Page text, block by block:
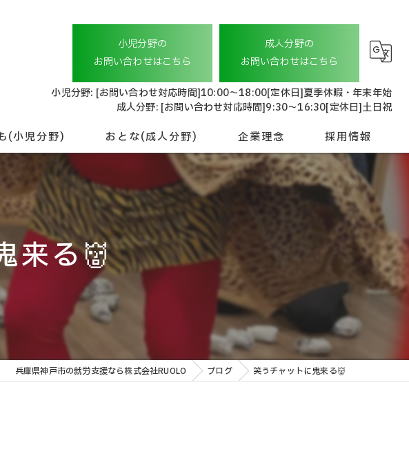
小児分野の
お問い合わせはこちら
成人分野の
お問い合わせはこちら
小児分野: [お問い合わせ対応時間]10:00〜18:00[定休日]夏季休暇・年末年始
成人分野: [お問い合わせ対応時間]9:30〜16:30[定休日]土日祝
(小児分野)
について
ついて
談支援
ついて
タッフ
おとな(成人分野)
就労継続支援 A型
おとな相談支援
企業理念
会社概要
管理本部スタッフ
採用情報
来る👹
兵庫県神戸市の就労支援なら株式会社RUOLO ブログ 笑うチャットに鬼来る👹